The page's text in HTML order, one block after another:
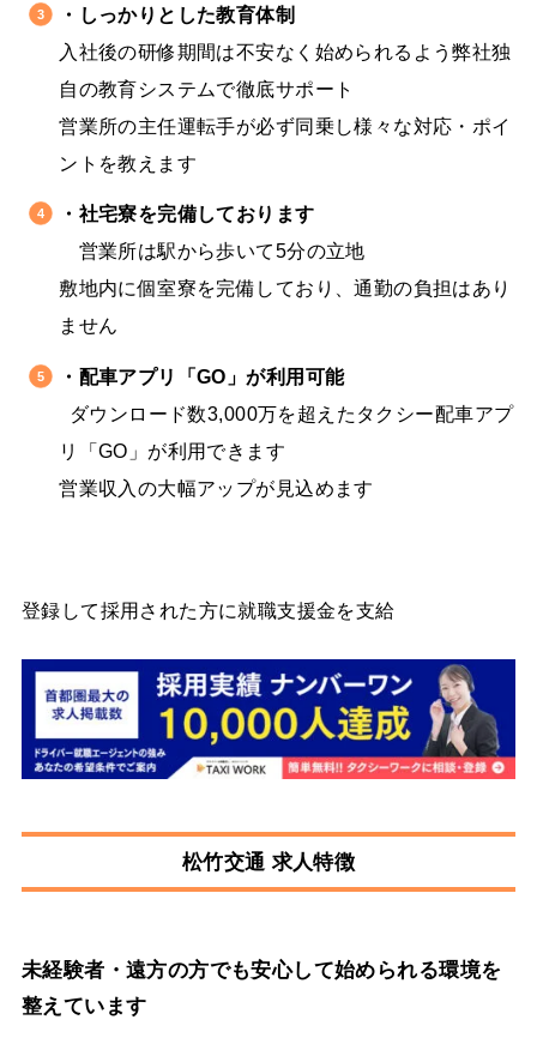
・しっかりとした教育体制
入社後の研修期間は不安なく始められるよう弊社独
自の教育システムで徹底サポート
営業所の主任運転手が必ず同乗し様々な対応・ポイ
ントを教えます
・社宅寮を完備しております
営業所は駅から歩いて5分の立地
敷地内に個室寮を完備しており、通勤の負担はあり
ません
・配車アプリ「GO」が利用可能
ダウンロード数3,000万を超えたタクシー配車アプ
リ「GO」が利用できます
営業収入の大幅アップが見込めます
登録して採用された方に就職支援金を支給
松竹交通 求人特徴
未経験者・遠方の方でも安心して始められる環境を
整えています